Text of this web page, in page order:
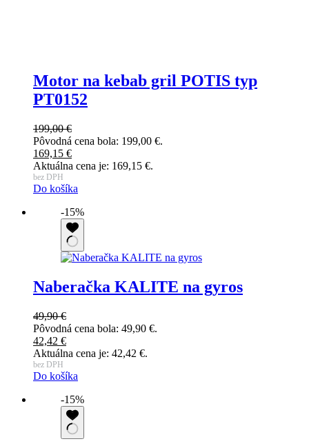
Motor na kebab gril POTIS typ
PT0152
199,00€
Pôvodná cena bola: 199,00 €.
169,15 €
Aktuálna cena je: 169,15 €.
bez DPH
Do košíka
-15%
Naberačka KALITE na gyros
49,90€
Pôvodná cena bola: 49,90 €.
42,42 €
Aktuálna cena je: 42,42 €.
bez DPH
Do košíka
-15%